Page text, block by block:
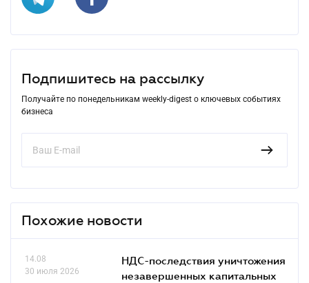
Подпишитесь на рассылку
Получайте по понедельникам weekly-digest о ключевых событиях
бизнеса
Похожие новости
14.08
30 июля 2026
НДС-последствия уничтожения
незавершенных капитальных